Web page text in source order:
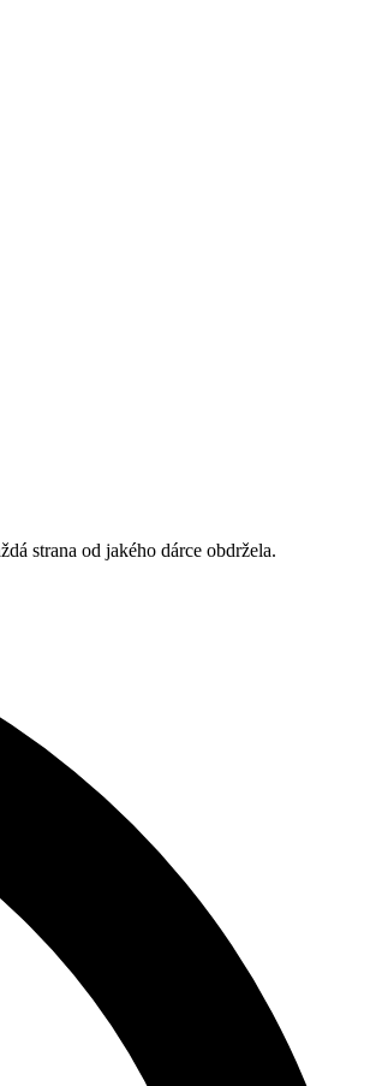
strana od jakého dárce obdržela.